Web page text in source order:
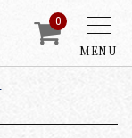
MENU
0